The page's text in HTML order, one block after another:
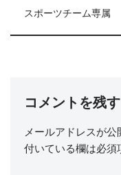
スポーツチーム専属
コメントを残す
メールアドレスが公
付いている欄は必須